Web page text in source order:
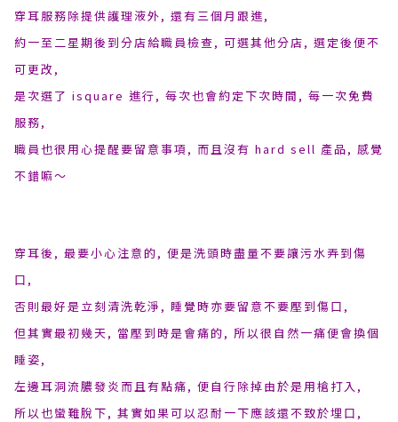
穿耳服務除提供護理液外, 還有三個月跟進,
約一至二星期後到分店給職員檢查, 可選其他分店, 選定後便不
可更改,
是次選了 isquare 進行, 每次也會約定下次時間, 每一次免費
服務,
職員也很用心提醒要留意事項, 而且沒有 hard sell 產品, 感覺
不錯嘛〜
穿耳後, 最要小心注意的, 便是洗頭時盡量不要讓污水弄到傷
口,
否則最好是立刻清洗乾淨, 睡覺時亦要留意不要壓到傷口,
但其實最初幾天, 當壓到時是會痛的, 所以很自然一痛便會換個
睡姿,
左邊耳洞流膿發炎而且有點痛, 便自行除掉由於是用槍打入,
所以也蠻難脫下, 其實如果可以忍耐一下應該還不致於埋口,